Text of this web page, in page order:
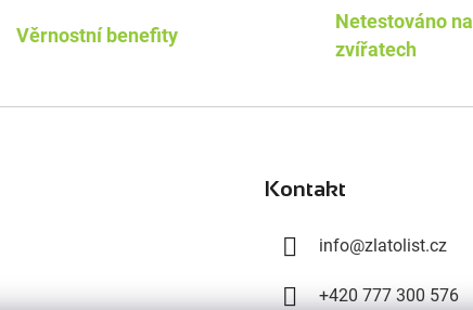
á
y
ý
Věrnostní benefity
Netestováno na
zvířatech
Kontakt
info@zlatolist.cz
+420 777 300 576